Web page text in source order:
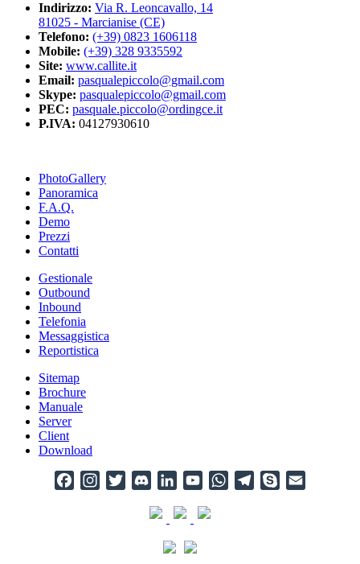
Link
Indirizzo: Via R. Leoncavallo, 14
81025 - Marcianise (CE)
Telefono: (+39) 0823 1606118
Mobile: (+39) 328 9335592
Site: www.callite.it
Email: pasqualepiccolo@gmail.com
Skype: pasqualepiccolo@gmail.com
PEC: pasquale.piccolo@ordingce.it
P.IVA: 04127930610
PhotoGallery
Panoramica
F.A.Q.
Demo
Prezzi
Contatti
Gestionale
Outbound
Inbound
Telefonia
Messaggistica
Reportistica
Sitemap
Brochure
Manuale
Server
Client
Download
Channel